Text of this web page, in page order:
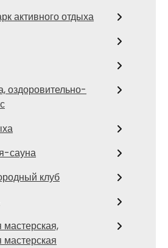
активного отдыха
оздоровительно-
сауна
клуб